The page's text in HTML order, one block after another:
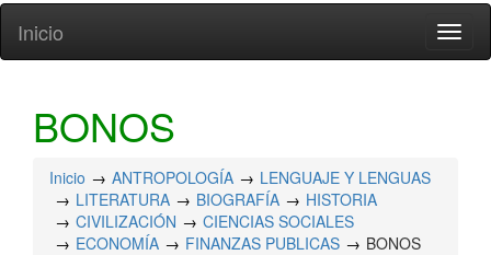
Inicio
BONOS
Inicio ANTROPOLOGÍA
LENGUAJE Y LENGUAS
LITERATURA
BIOGRAFÍA
HISTORIA
CIVILIZACIÓN
CIENCIAS SOCIALES
ECONOMÍA
FINANZAS PUBLICAS BONOS